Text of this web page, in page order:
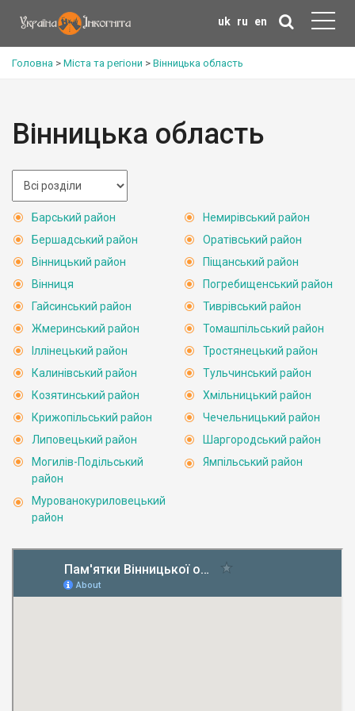
uk ru en
Головна > Міста та регіони > Вінницька область
Вінницька область
Барський район
Бершадський район
Вінницький район
Вінниця
Гайсинський район
Жмеринський район
Іллінецький район
Калинівський район
Козятинський район
Крижопільський район
Липовецький район
Могилів-Подільський
район
Мурованокуриловецький
район
Немирівський район
Оратівський район
Піщанський район
Погребищенський район
Тиврівський район
Томашпільський район
Тростянецький район
Тульчинський район
Хмільницький район
Чечельницький район
Шаргородський район
Ямпільський район